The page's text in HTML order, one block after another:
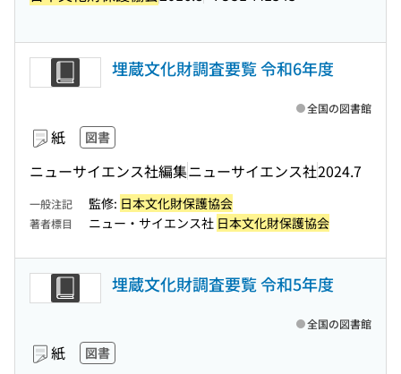
埋蔵文化財調査要覧 令和6年度
紙 図書
ニューサイエンス社編集ニューサイエンス社2024.7
全国の図書館
一般注記 監修: 日本文化財保護協会
著者標目 ニュー・サイエンス社 日本文化財保護協会
埋蔵文化財調査要覧 令和5年度
紙 図書
全国の図書館